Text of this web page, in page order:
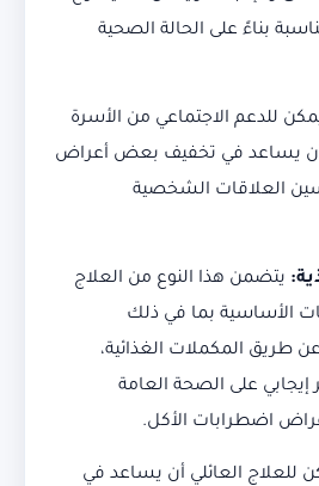
بناءً على الحالة الصحية
للدعم الاجتماعي من الأسرة
أن يساعد في تخفيف بعض أعراض
العلاقات الشخصية
يتضمن هذا النوع من العلاج
الأساسية بما في ذلك
طريق المكملات الغذائية،
إيجابي على الصحة العامة
اضطرابات الأكل.
للعلاج العائلي أن يساعد في